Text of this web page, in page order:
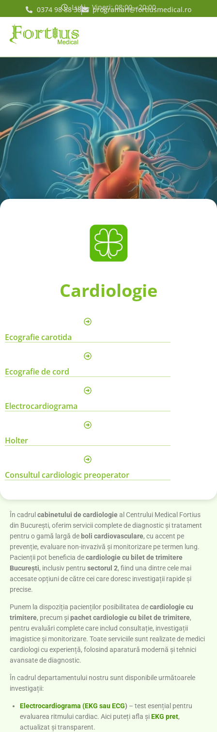
Luni - Vineri: 08:00 - 20:00
0374 98 88 38 programari@fortiusmedical.ro
Cardiologie
Ecografie carotida
Ecografie de cord
Electrocardiograma
Holter
Consultul cardiologic preoperator
În cadrul cabinetului de cardiologieal Centrului Medical Fortius
din București, oferim servicii complete de diagnostic și tratament
pentru o gamă largă de boli cardiovasculare, cu accent pe
prevenție, evaluare non-invazivă și monitorizare pe termen lung.
Pacienții pot beneficia decardiologie cu bilet de trimitere
București, inclusiv pentru sectorul 2, fiind una dintre cele mai
accesate opțiuni de către cei care doresc investigații rapide și
precise.
Punem la dispoziția pacienților posibilitatea decardiologie cu
trimitere, precum șipachet cardiologie cu bilet de trimitere,
pentru evaluări complete care includ consultație, investigații
imagistice și monitorizare. Toate serviciile sunt realizate de medici
cardiologi cu experiență, folosind aparatură modernă și tehnici
avansate de diagnostic.
În cadrul departamentului nostru sunt disponibile următoarele
investigații:
Electrocardiograma (EKG sau ECG) – test esențial pentru
evaluarea ritmului cardiac. Aici puteți afla șiEKG pret,
actualizat și transparent.